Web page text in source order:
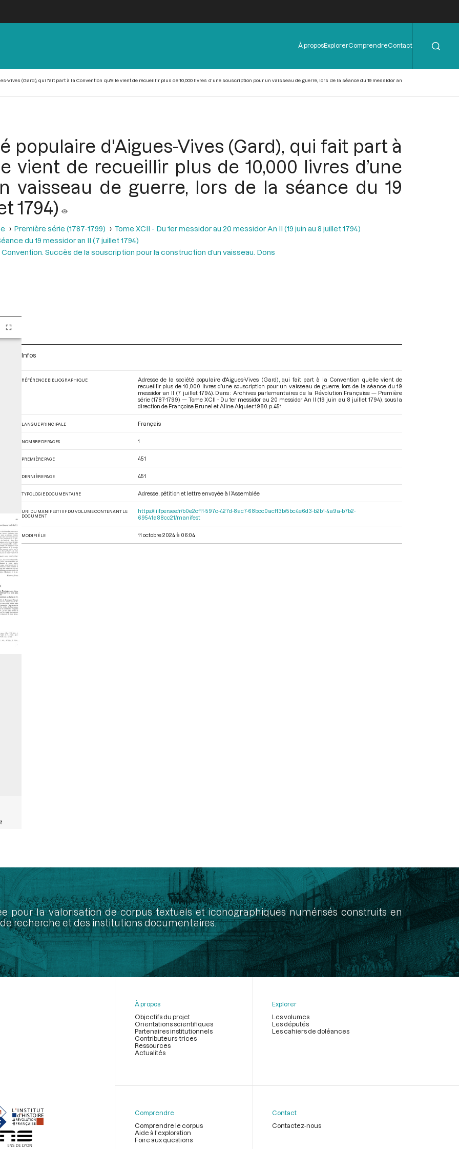
Menu
de
À proposExplorerComprendreContact
Vives (Gard), qui fait part à la Convention qu'elle vient de recueillir plus de 10,000 livres d’une souscription pour un vaisseau de guerre, lors de la séance du 19 messidor an
populaire d'Aigues-Vives (Gard), qui fait part à
vient de recueillir plus de 10,000 livres d’une
vaisseau de guerre, lors de la séance du 19
1794)
Première série (1787-1799)
Tome XCII - Du 1er messidor au 20 messidor An II (19 juin au 8 juillet 1794)
du 19 messidor an II (7 juillet 1794)
Succès de la souscription pour la construction d’un vaisseau. Dons
Infos
RÉFÉRENCE BIBLIOGRAPHIQUE
Adresse de la société populaire d'Aigues-Vives (Gard), qui fait part à la Convention qu'elle vient de
recueillir plus de 10,000 livres d’une souscription pour un vaisseau de guerre, lors de la séance du 19
messidor an II (7 juillet 1794). Dans : Archives parlementaires de la Révolution Française — Première
série (1787-1799) — Tome XCII - Du 1er messidor au 20 messidor An II (19 juin au 8 juillet 1794) , sous la
direction de Françoise Brunel et Aline Alquier. 1980. p. 451.
LANGUE PRINCIPALE Français
NOMBRE DE PAGES 1
PREMIÈRE PAGE 451
DERNIÈRE PAGE 451
TYPOLOGIE DOCUMENTAIRE Adresse, pétition et lettre envoyée à l’Assemblée
URI DU MANIFEST IIIF DU VOLUME CONTENANT LE
DOCUMENT
https://iiif.persee.fr/b0e2cf11-597c-427d-8ac7-68bcc0acf13b/5bc4e6d3-b2b1-4a9a-b7b2-
69541a88cc21/manifest
MODIFIÉ LE 11 octobre 2024 à 06:04
pour la valorisation de corpus textuels et iconographiques numérisés construits en
recherche et des institutions documentaires.
page
À propos
Objectifs du projet
Orientations scientifiques
Partenaires institutionnels
Contributeurs-trices
Ressources
Actualités
Explorer
Les volumes
Les députés
Les cahiers de doléances
Comprendre
Comprendre le corpus
Aide à l'exploration
Foire aux questions
Contact
Contactez-nous